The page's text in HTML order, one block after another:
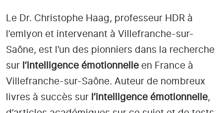
Le Dr. Christophe Haag, professeur HDR à
l’emlyon et intervenant à Villefranche-sur-
Saône, est l’un des pionniers dans la recherche
sur l’intelligence émotionnelle en France à
Villefranche-sur-Saône. Auteur de nombreux
livres à succès sur l’intelligence émotionnelle,